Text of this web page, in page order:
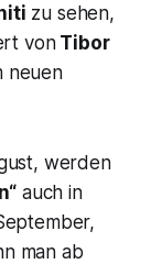
zu sehen,
vonTibor
neuen
werden
auch in
man ab